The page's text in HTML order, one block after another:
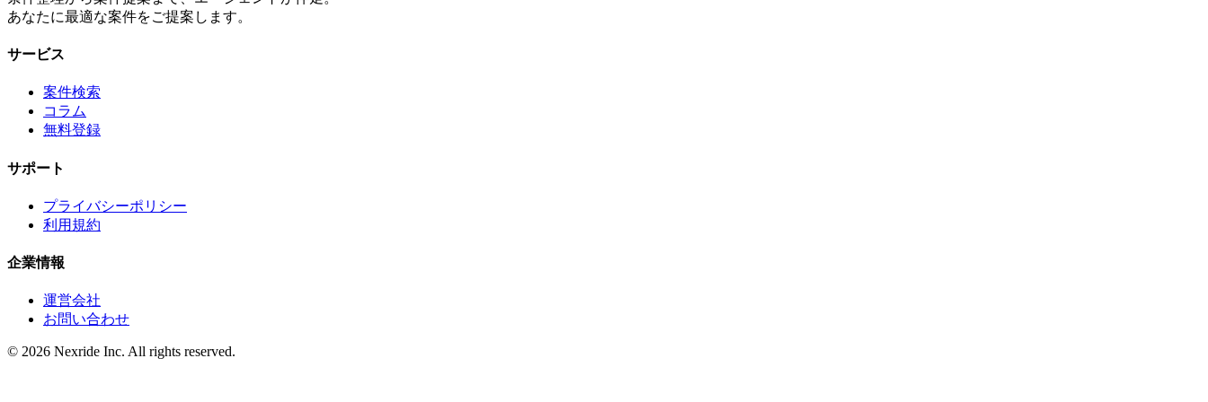
あなたに最適な案件をご提案します。
サービス
案件検索
コラム
無料登録
サポート
プライバシーポリシー
利用規約
企業情報
運営会社
お問い合わせ
© 2026 Nexride Inc. All rights reserved.